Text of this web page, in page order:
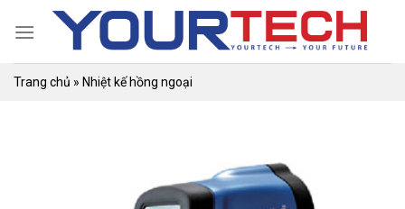
Trang chủ » Nhiệt kế hồng ngoại